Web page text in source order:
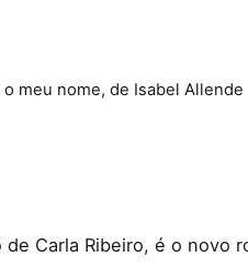
meu nome, de Isabel Allende
de Carla Ribeiro, é o novo